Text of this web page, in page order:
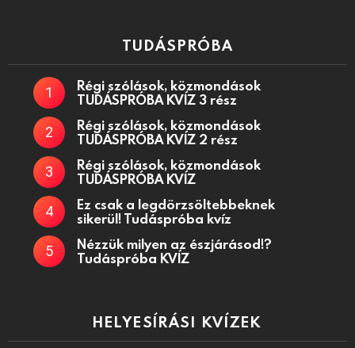
TUDÁSPRÓBA
Régi szólások, közmondások
TUDÁSPRÓBA KVÍZ 3 rész
Régi szólások, közmondások
TUDÁSPRÓBA KVÍZ 2 rész
Régi szólások, közmondások
TUDÁSPRÓBA KVÍZ
Ez csak a legdörzsöltebbeknek
sikerül! Tudáspróba kvíz
Nézzük milyen az észjárásod!?
Tudáspróba KVÍZ
HELYESÍRÁSI KVÍZEK